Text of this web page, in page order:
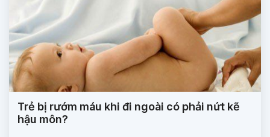
Trẻ bị rướm máu khi đi ngoài có phải nứt kẽ
hậu môn?